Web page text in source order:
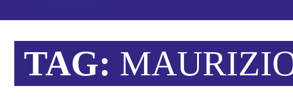
TAG: